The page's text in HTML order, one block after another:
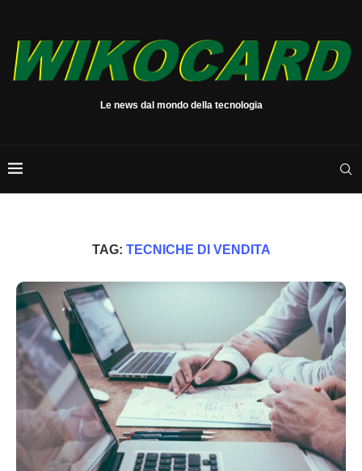
Le news dal mondo della tecnologia
TAG: TECNICHE DI VENDITA